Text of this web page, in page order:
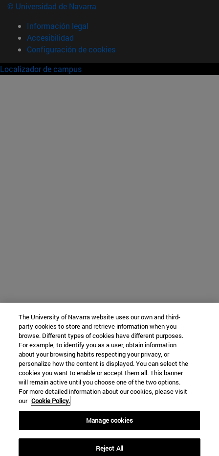
© Universidad de Navarra
Información legal
Accesibilidad
Configuración de cookies
Localizador de campus
The University of Navarra website uses our own and third-
party cookies to store and retrieve information when you
browse. Different types of cookies have different purposes.
For example, to identify you as a user, obtain information
about your browsing habits respecting your privacy, or
personalize how the content is displayed. You can select the
cookies you want to enable or accept them all. This banner
will remain active until you choose one of the two options.
For more detailed information about our cookies, please visit
our Cookie Policy.
Manage cookies
Reject All